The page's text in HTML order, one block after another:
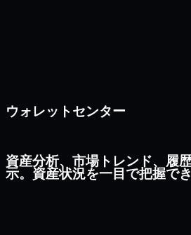
ウォレットセンター
資産分析、市場トレンド、履
示。資産状況を一目で把握でき